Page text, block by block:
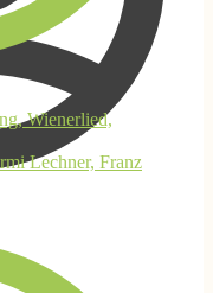
Lechner, Franz